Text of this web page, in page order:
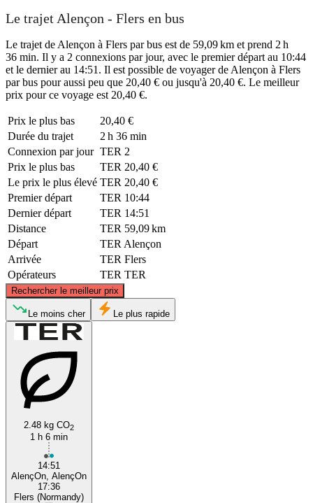
Le trajet Alençon - Flers en bus
Le trajet de Alençon à Flers par bus est de 59,09 km et prend 2 h
36 min. Il y a 2 connexions par jour, avec le premier départ au 10:44
et le dernier au 14:51. Il est possible de voyager de Alençon à Flers
par bus pour aussi peu que 20,40 € ou jusqu'à 20,40 €. Le meilleur
prix pour ce voyage est 20,40 €.
Prix ​​le plus bas
20,40 €
Durée du trajet
2 h 36 min
Connexion par jour TER 2
Prix ​​le plus bas
TER 20,40 €
Le prix le plus élevé TER 20,40 €
Premier départ
TER 10:44
Dernier départ
TER 14:51
Distance
TER 59,09 km
Départ
TER Alençon
Arrivée
TER Flers
Opérateurs
TER TER
Rechercher le meilleur prix
Flers
Le moins cher Le plus rapide
2.48 kg CO2
1 h 6 min
14:51
AlençOn, AlençOn
17:36
Flers (Normandy)